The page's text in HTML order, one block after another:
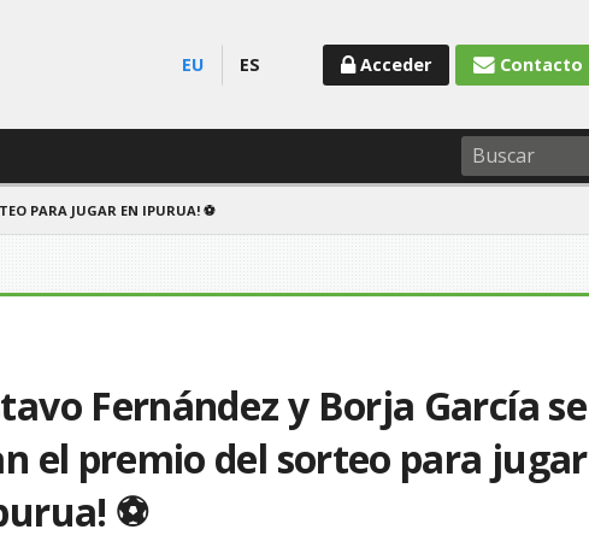
EU ES Contacto
Acceder
PARA JUGAR EN IPURUA! ⚽
Fernández y Borja García se
el premio del sorteo para jugar
⚽